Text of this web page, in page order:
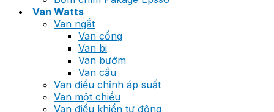
Van Watts
Van ngắt
Van cổng
Van bi
Van bướm
Van cầu
Van điều chỉnh áp suất
Van một chiều
Van điều khiển tự động